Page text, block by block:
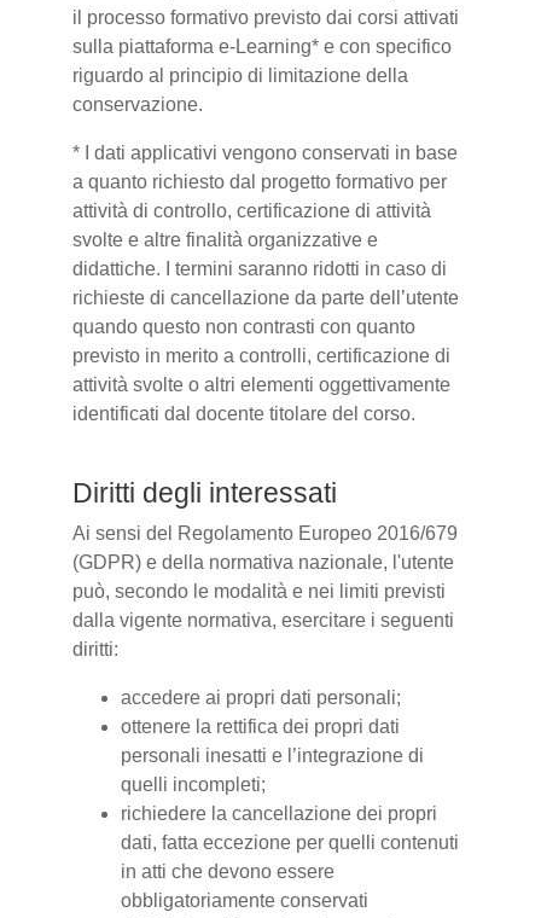
il processo formativo previsto dai corsi attivati
sulla piattaforma e-Learning* e con specifico
riguardo al principio di limitazione della
conservazione.
* I dati applicativi vengono conservati in base
a quanto richiesto dal progetto formativo per
attività di controllo, certificazione di attività
svolte e altre finalità organizzative e
didattiche. I termini saranno ridotti in caso di
richieste di cancellazione da parte dell’utente
quando questo non contrasti con quanto
previsto in merito a controlli, certificazione di
attività svolte o altri elementi oggettivamente
identificati dal docente titolare del corso.
Diritti degli interessati
Ai sensi del Regolamento Europeo 2016/679
(GDPR) e della normativa nazionale, l'utente
può, secondo le modalità e nei limiti previsti
dalla vigente normativa, esercitare i seguenti
diritti:
accedere ai propri dati personali;
ottenere la rettifica dei propri dati
personali inesatti e l’integrazione di
quelli incompleti;
richiedere la cancellazione dei propri
dati, fatta eccezione per quelli contenuti
in atti che devono essere
obbligatoriamente conservati